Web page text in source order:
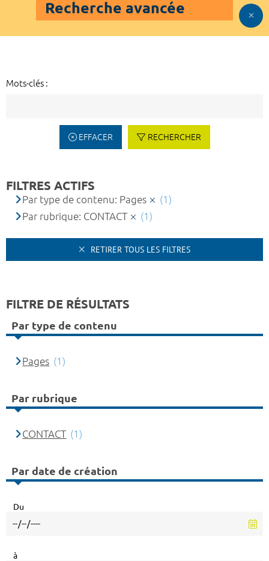
Recherche avancée
Mots-clés :
EFFACER RECHERCHER
FILTRES ACTIFS
Par type de contenu: Pages
(1)
Par rubrique: CONTACT
(1)
RETIRER TOUS LES FILTRES
FILTRE DE RÉSULTATS
Par type de contenu
Pages (1)
Par rubrique
CONTACT (1)
Par date de création
Du
à